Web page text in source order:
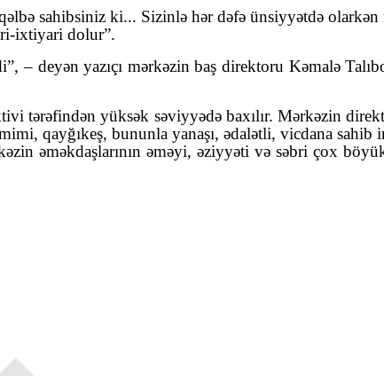
sahibsiniz ki... Sizinlə hər dəfə ünsiyyətdə olarkən
ixtiyari dolur”.
– deyən yazıçı mərkəzin baş direktoru Kəmalə
tərəfindən yüksək səviyyədə baxılır. Mərkəzin
qayğıkeş, bununla yanaşı, ədalətli, vicdana
əməkdaşlarının əməyi, əziyyəti və səbri çox